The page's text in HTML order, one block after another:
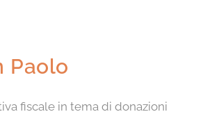
Paolo
fiscale in tema di donazioni